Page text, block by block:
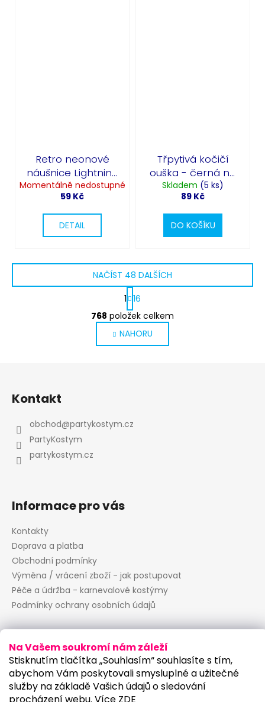
Na Vašem soukromí nám záleží
Stisknutím tlačítka „Souhlasím“ souhlasíte s tím,
abychom Vám poskytovali smysluplné a užitečné
služby na základě Vašich údajů o sledování
Retro neonové
náušnice Lightning
Bolt - 80. léta
Momentálně nedostupné
59 Kč
DETAIL
Třpytivá kočičí
ouška - černá na
čelence
Skladem (5 ks)
89 Kč
DO KOŠÍKU
O
v
l
á
r
NAČÍST 48 DALŠÍCH
S
t
r
á
n
k
1 16
768 položek celkem
NAHORU
Kontakt
obchod@partykostym.cz
PartyKostym
partykostym.cz
Informace pro vás
Kontakty
Doprava a platba
Obchodní podmínky
Výměna / vrácení zboží - jak postupovat
Péče a údržba - karnevalové kostýmy
Podmínky ochrany osobních údajů
Prodejny PartyKostym
Centrální sklad: Mezi úvozy 2000/3, Praha 20
Pobočka Praha 7: Veletržní 1, Praha 7 -